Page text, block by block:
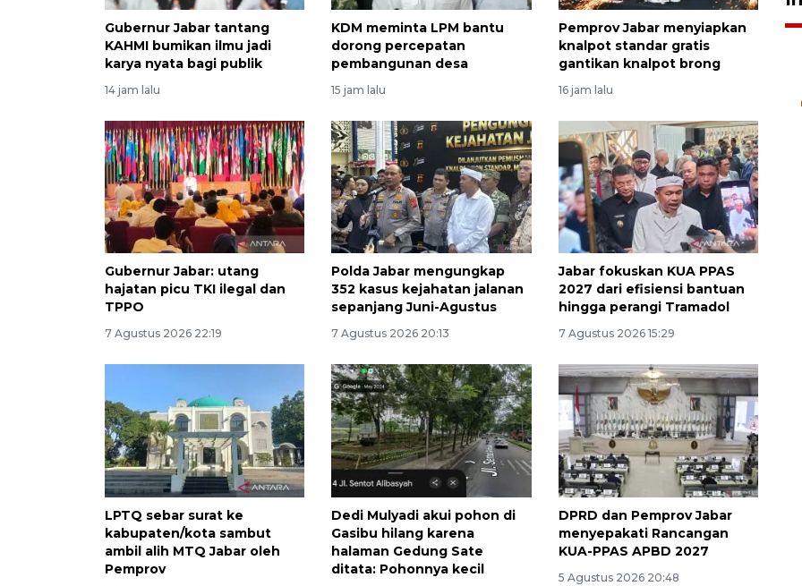
Gubernur Jabar tantang
KAHMI bumikan ilmu jadi
karya nyata bagi publik
14 jam lalu
KDM meminta LPM bantu
dorong percepatan
pembangunan desa
15 jam lalu
Pemprov Jabar menyiapkan
knalpot standar gratis
gantikan knalpot brong
16 jam lalu
Gubernur Jabar: utang
hajatan picu TKI ilegal dan
TPPO
7 Agustus 2026 22:19
Polda Jabar mengungkap
352 kasus kejahatan jalanan
sepanjang Juni-Agustus
7 Agustus 2026 20:13
Jabar fokuskan KUA PPAS
2027 dari efisiensi bantuan
hingga perangi Tramadol
7 Agustus 2026 15:29
LPTQ sebar surat ke
kabupaten/kota sambut
ambil alih MTQ Jabar oleh
Pemprov
Dedi Mulyadi akui pohon di
Gasibu hilang karena
halaman Gedung Sate
ditata: Pohonnya kecil
DPRD dan Pemprov Jabar
menyepakati Rancangan
KUA-PPAS APBD 2027
5 Agustus 2026 20:48
SPHP jaga harga beras